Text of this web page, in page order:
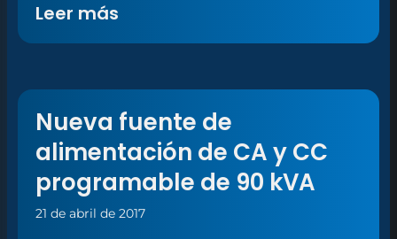
Leer más
Nueva fuente de
alimentación de CA y CC
programable de 90 kVA
21 de abril de 2017